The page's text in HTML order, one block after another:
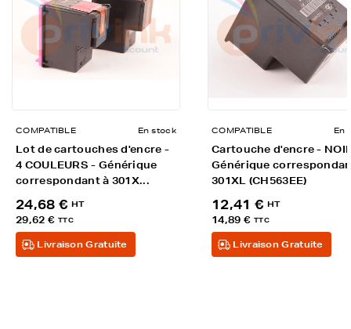
COMPATIBLE En stock
Lot de cartouches d'encre -
4 COULEURS - Générique
correspondant à 301X...
24,68 € HT
29,62 € TTC
Livraison Gratuite
COMPATIBLE En
Cartouche d'encre -
Générique
301XL (CH563EE)
12,41 € HT
14,89 € TTC
Livraison Gratuite